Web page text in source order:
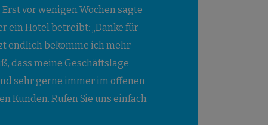
Erst vor wenigen Wochen sagte
ein Hotel betreibt: „Danke für
endlich bekomme ich mehr
dass meine Geschäftslage
sehr gerne immer im offenen
Kunden. Rufen Sie uns einfach